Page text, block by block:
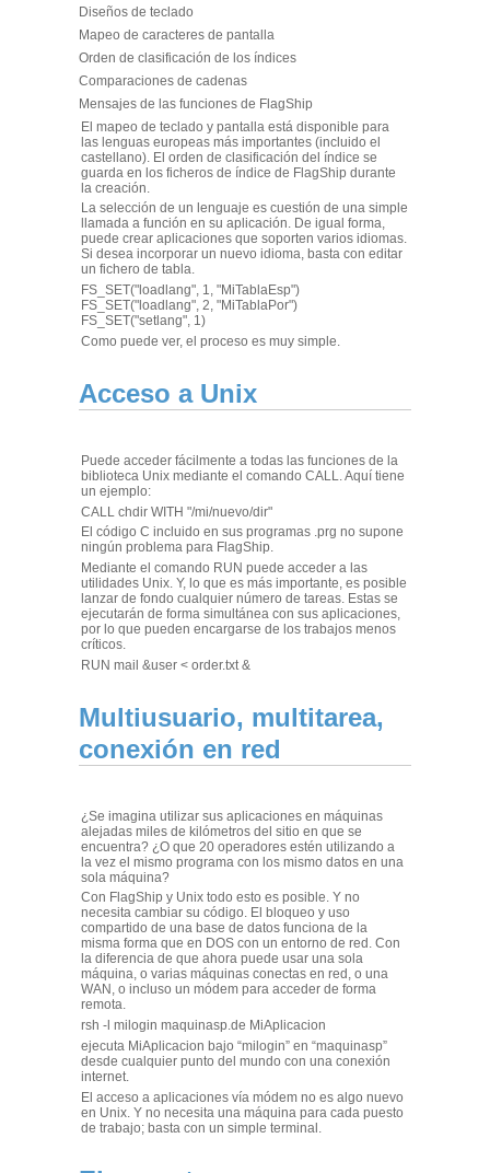
Diseños de teclado
Mapeo de caracteres de pantalla
Orden de clasificación de los índices
Comparaciones de cadenas
Mensajes de las funciones de FlagShip
El mapeo de teclado y pantalla está disponible para
las lenguas europeas más importantes (incluido el
castellano). El orden de clasificación del índice se
guarda en los ficheros de índice de FlagShip durante
la creación.
La selección de un lenguaje es cuestión de una simple
llamada a función en su aplicación. De igual forma,
puede crear aplicaciones que soporten varios idiomas.
Si desea incorporar un nuevo idioma, basta con editar
un fichero de tabla.
FS_SET("loadlang", 1, "MiTablaEsp")
FS_SET("loadlang", 2, "MiTablaPor")
FS_SET("setlang", 1)
Como puede ver, el proceso es muy simple.
Acceso a Unix
Puede acceder fácilmente a todas las funciones de la
biblioteca Unix mediante el comando CALL. Aquí tiene
un ejemplo:
CALL chdir WITH "/mi/nuevo/dir"
El código C incluido en sus programas .prg no supone
ningún problema para FlagShip.
Mediante el comando RUN puede acceder a las
utilidades Unix. Y, lo que es más importante, es posible
lanzar de fondo cualquier número de tareas. Estas se
ejecutarán de forma simultánea con sus aplicaciones,
por lo que pueden encargarse de los trabajos menos
críticos.
RUN mail &user < order.txt &
Multiusuario, multitarea,
conexión en red
¿Se imagina utilizar sus aplicaciones en máquinas
alejadas miles de kilómetros del sitio en que se
encuentra? ¿O que 20 operadores estén utilizando a
la vez el mismo programa con los mismo datos en una
sola máquina?
Con FlagShip y Unix todo esto es posible. Y no
necesita cambiar su código. El bloqueo y uso
compartido de una base de datos funciona de la
misma forma que en DOS con un entorno de red. Con
la diferencia de que ahora puede usar una sola
máquina, o varias máquinas conectas en red, o una
WAN, o incluso un módem para acceder de forma
remota.
rsh -l milogin maquinasp.de MiAplicacion
ejecuta MiAplicacion bajo “milogin” en “maquinasp”
desde cualquier punto del mundo con una conexión
internet.
El acceso a aplicaciones vía módem no es algo nuevo
en Unix. Y no necesita una máquina para cada puesto
de trabajo; basta con un simple terminal.